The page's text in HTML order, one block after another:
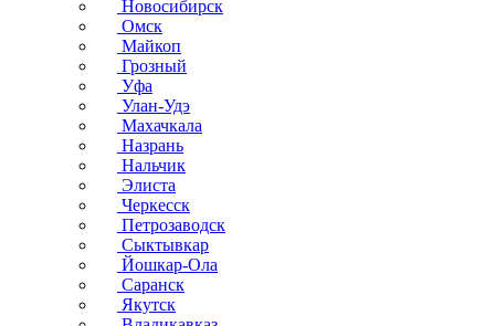
Новосибирск
Омск
Майкоп
Грозный
Уфа
Улан-Удэ
Махачкала
Назрань
Нальчик
Элиста
Черкесск
Петрозаводск
Сыктывкар
Йошкар-Ола
Саранск
Якутск